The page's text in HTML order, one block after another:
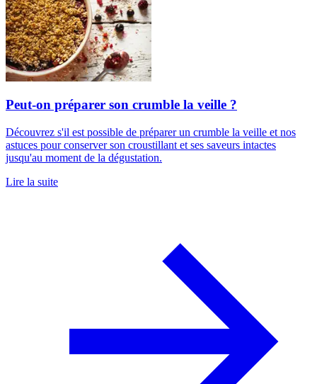
Peut-on préparer son crumble la veille ?
Découvrez s'il est possible de préparer un crumble la veille et nos
astuces pour conserver son croustillant et ses saveurs intactes
jusqu'au moment de la dégustation.
Lire la suite